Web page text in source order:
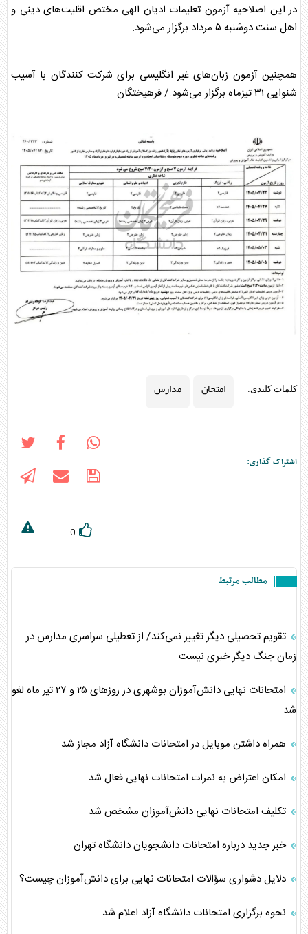
در این اصلاحیه آزمون تعلیمات ادیان الهی مختص اقلیت‌های دینی و
اهل سنت دوشنبه ۵ مرداد برگزار می‌شود.
همچنین آزمون زبان‌های غیر انگلیسی برای شرکت کنندگان با آسیب
شنوایی ۳۱ تیزماه برگزار می‌شود./ فرهیختگان
کلمات کلیدی: امتحان مدارس
اشتراک گذاری:
0
مطالب مرتبط
تقویم تحصیلی دیگر تغییر نمی‌کند/ از تعطیلی سراسری مدارس در
زمان جنگ دیگر خبری نیست
امتحانات نهایی دانش‌آموزان بوشهری در روز‌های ۲۵ و ۲۷ تیر ماه لغو
شد
همراه داشتن موبایل در امتحانات دانشگاه آزاد مجاز شد
امکان اعتراض به نمرات امتحانات نهایی فعال شد
تکلیف امتحانات نهایی دانش‌آموزان مشخص شد
خبر جدید درباره امتحانات دانشجویان دانشگاه تهران
دلایل دشواری سؤالات امتحانات نهایی برای دانش‌آموزان چیست؟
نحوه برگزاری امتحانات دانشگاه آزاد اعلام شد